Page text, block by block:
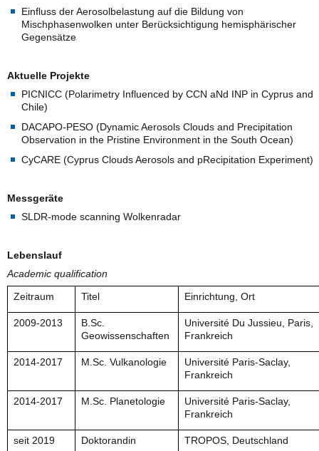
Einfluss der Aerosolbelastung auf die Bildung von
Mischphasenwolken unter Berücksichtigung hemisphärischer
Gegensätze
Aktuelle Projekte
PICNICC (Polarimetry Influenced by CCN aNd INP in Cyprus and
Chile)
DACAPO-PESO (Dynamic Aerosols Clouds and Precipitation
Observation in the Pristine Environment in the South Ocean)
CyCARE (Cyprus Clouds Aerosols and pRecipitation Experiment)
Messgeräte
SLDR-mode scanning Wolkenradar
Lebenslauf
Academic qualification
Zeitraum
Titel Einrichtung, Ort
2009-2013
B.Sc.
Geowissenschaften
Université Du Jussieu, Paris,
Frankreich
2014-2017 M.Sc. Vulkanologie
Université Paris-Saclay,
Frankreich
2014-2017 M.Sc. Planetologie
Université Paris-Saclay,
Frankreich
seit 2019 Doktorandin TROPOS, Deutschland